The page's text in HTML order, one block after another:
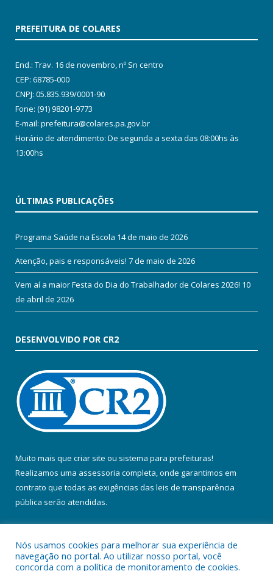
PREFEITURA DE COLARES
End.: Trav. 16 de novembro, nº Sn centro
CEP: 68785-000
CNPJ: 05.835.939/0001-90
Fone: (91) 98201-9773
E-mail: prefeitura@colares.pa.gov.br
Horário de atendimento: De segunda a sexta das 08:00hs às
13:00hs
ÚLTIMAS PUBLICAÇÕES
Programa Saúde na Escola 14 de maio de 2026
Atenção, pais e responsáveis! 7 de maio de 2026
Vem aí a maior Festa do Dia do Trabalhador de Colares 2026! 10
de abril de 2026
DESENVOLVIDO POR CR2
Muito mais que criar site ou sistema para prefeituras!
Realizamos uma assessoria completa, onde garantimos em
contrato que todas as exigências das leis de transparência
pública serão atendidas.
Nós usamos cookies para melhorar sua experiência de
navegação no portal. Ao utilizar nosso portal, você
concorda com a política de monitoramento de cookies.